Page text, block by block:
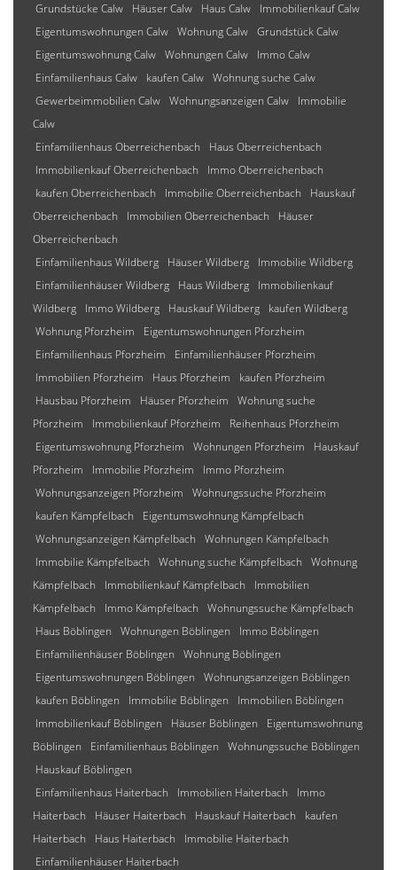
Grundstücke Calw
Häuser Calw Haus Calw
Immobilienkauf Calw
Eigentumswohnungen Calw Wohnung Calw Grundstück Calw
Eigentumswohnung Calw Wohnungen Calw
Immo Calw
Einfamilienhaus Calw
kaufen Calw Wohnung suche Calw
Gewerbeimmobilien Calw Wohnungsanzeigen Calw
Immobilie
Calw
Einfamilienhaus Oberreichenbach
Haus Oberreichenbach
Immobilienkauf Oberreichenbach
Immo Oberreichenbach
kaufen Oberreichenbach
Immobilie Oberreichenbach
Hauskauf
Oberreichenbach
Immobilien Oberreichenbach
Häuser
Oberreichenbach
Einfamilienhaus Wildberg
Häuser Wildberg
Immobilie Wildberg
Einfamilienhäuser Wildberg
Haus Wildberg
Immobilienkauf
Wildberg
Immo Wildberg Hauskauf Wildberg
kaufen Wildberg
Wohnung Pforzheim
Eigentumswohnungen Pforzheim
Einfamilienhaus Pforzheim
Einfamilienhäuser Pforzheim
Immobilien Pforzheim
Haus Pforzheim
kaufen Pforzheim
Hausbau Pforzheim
Häuser Pforzheim
Wohnung suche
Pforzheim
Immobilienkauf Pforzheim
Reihenhaus Pforzheim
Eigentumswohnung Pforzheim
Wohnungen Pforzheim
Hauskauf
Pforzheim
Immobilie Pforzheim
Immo Pforzheim
Wohnungsanzeigen Pforzheim
Wohnungssuche Pforzheim
kaufen Kämpfelbach
Eigentumswohnung Kämpfelbach
Wohnungsanzeigen Kämpfelbach
Wohnungen Kämpfelbach
Immobilie Kämpfelbach
Wohnung suche Kämpfelbach
Wohnung
Kämpfelbach
Immobilienkauf Kämpfelbach
Immobilien
Kämpfelbach
Immo Kämpfelbach
Wohnungssuche Kämpfelbach
Haus Böblingen
Wohnungen Böblingen
Immo Böblingen
Einfamilienhäuser Böblingen
Wohnung Böblingen
Eigentumswohnungen Böblingen
Wohnungsanzeigen Böblingen
kaufen Böblingen
Immobilie Böblingen
Immobilien Böblingen
Immobilienkauf Böblingen
Häuser Böblingen
Eigentumswohnung
Böblingen
Einfamilienhaus Böblingen
Wohnungssuche Böblingen
Hauskauf Böblingen
Einfamilienhaus Haiterbach
Immobilien Haiterbach
Immo
Haiterbach
Häuser Haiterbach Hauskauf Haiterbach
kaufen
Haiterbach
Haus Haiterbach
Immobilie Haiterbach
Einfamilienhäuser Haiterbach